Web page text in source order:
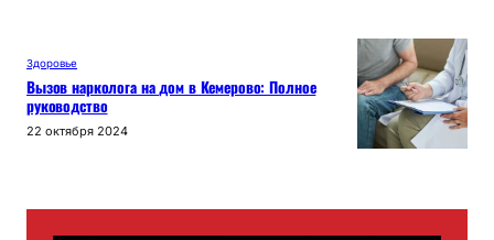
Здоровье
Вызов нарколога на дом в Кемерово: Полное
руководство
22 октября 2024